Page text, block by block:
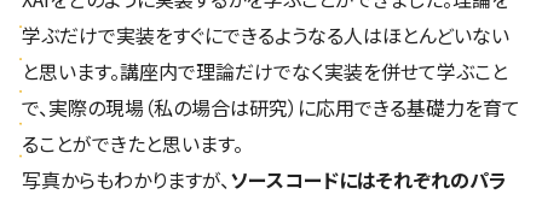
学ぶだけで実装をすぐにできるようなる人はほとんどいない
と思います。講座内で理論だけでなく実装を併せて学ぶこと
で、実際の現場（私の場合は研究）に応用できる基礎力を育て
ることができたと思います。
写真からもわかりますが、ソースコードにはそれぞれのパラ